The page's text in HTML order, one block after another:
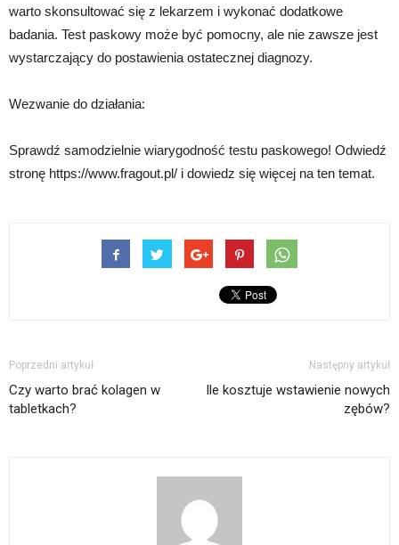
warto skonsultować się z lekarzem i wykonać dodatkowe
badania. Test paskowy może być pomocny, ale nie zawsze jest
wystarczający do postawienia ostatecznej diagnozy.
Wezwanie do działania:
Sprawdź samodzielnie wiarygodność testu paskowego! Odwiedź
stronę https://www.fragout.pl/ i dowiedz się więcej na ten temat.
Poprzedni artykuł
Czy warto brać kolagen w
tabletkach?
Następny artykuł
Ile kosztuje wstawienie nowych
zębów?